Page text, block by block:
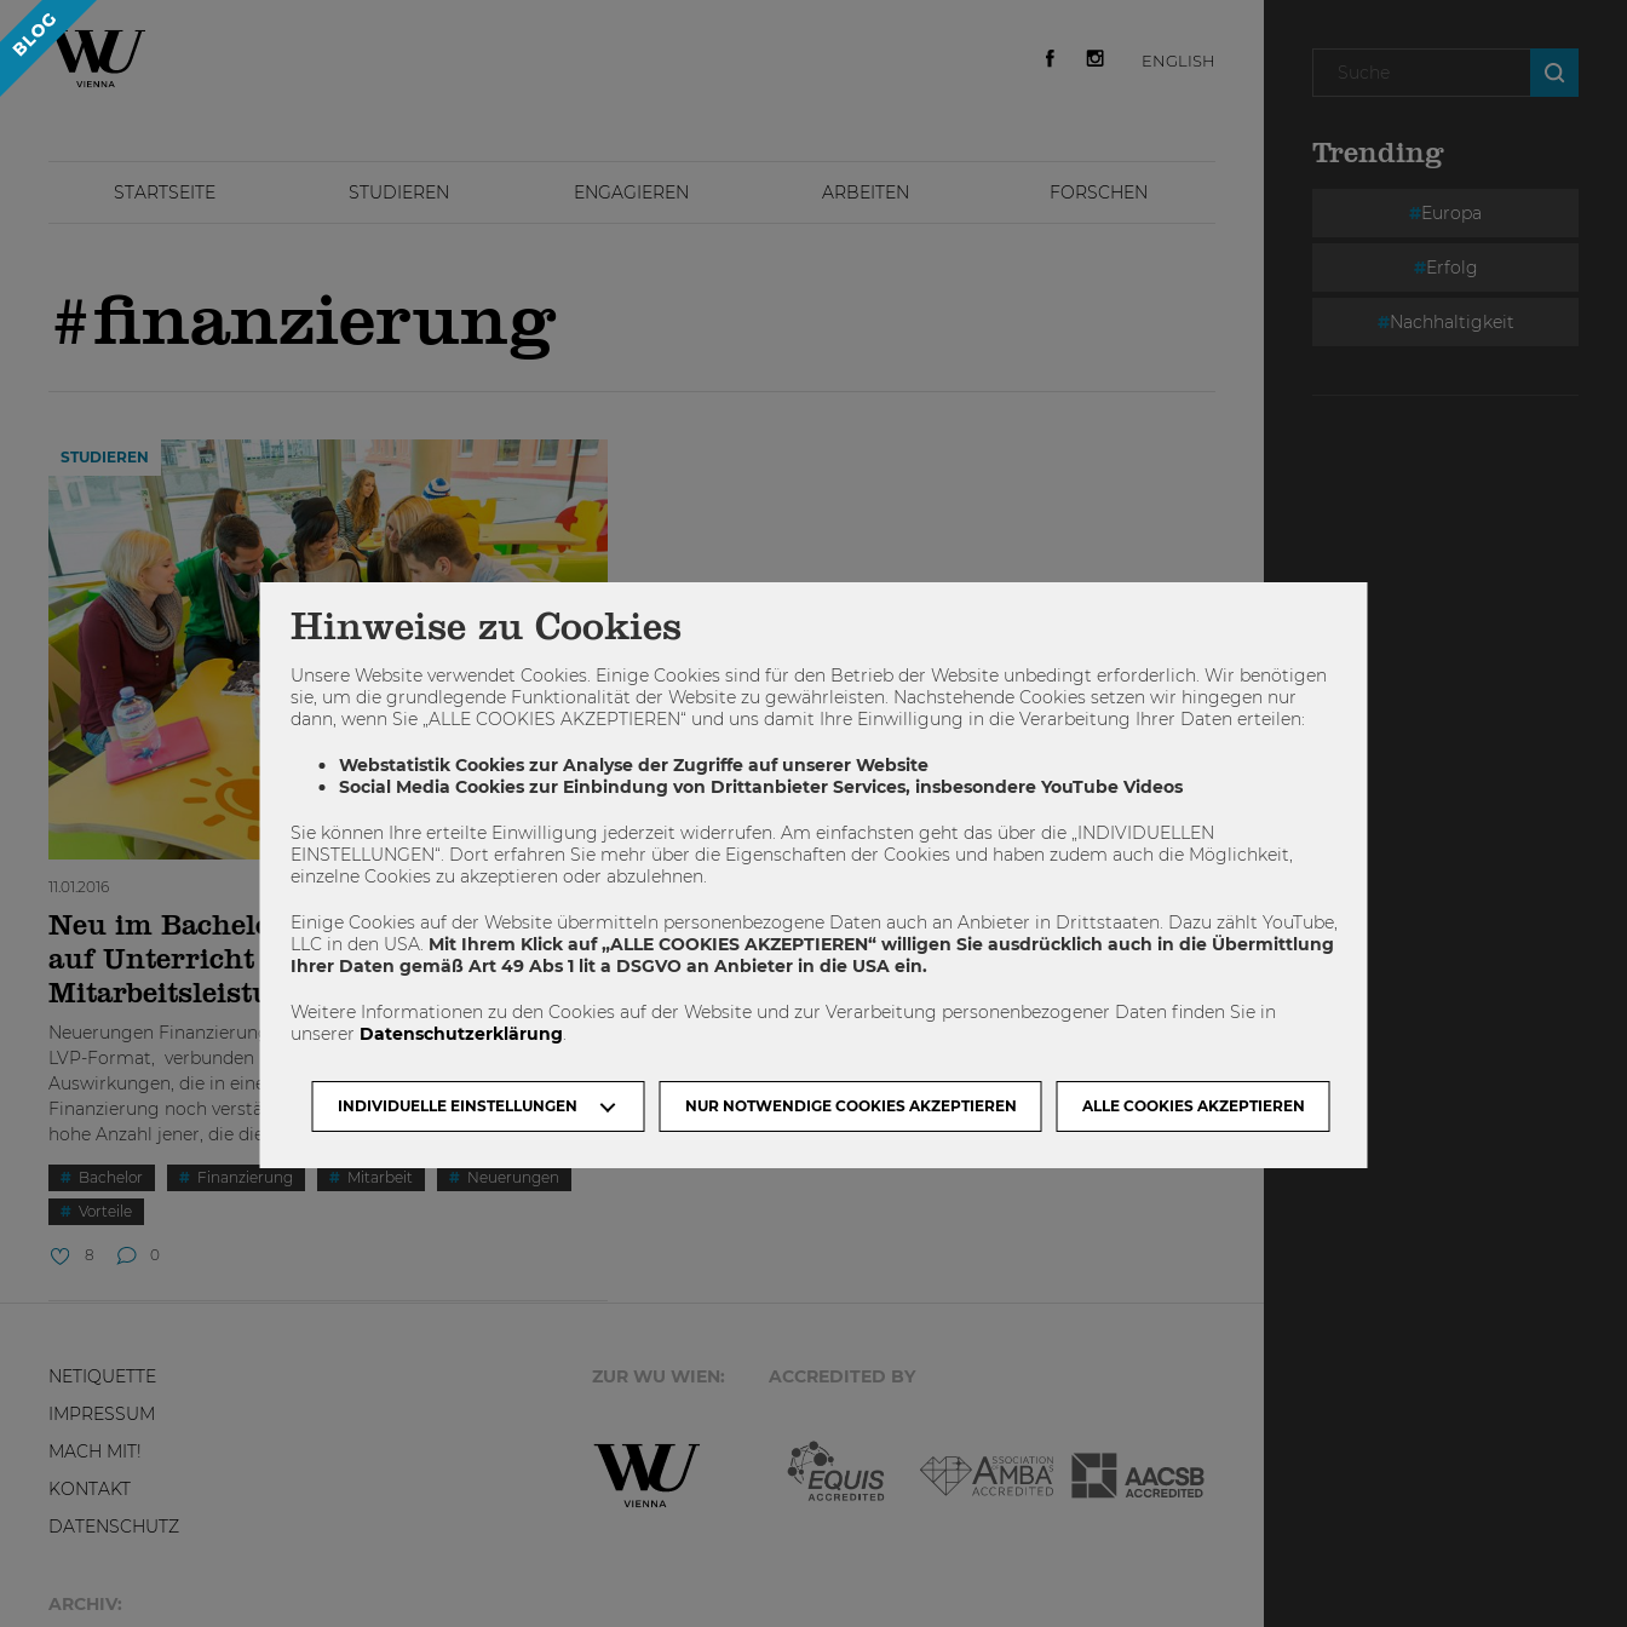
ENGLISH
STARTSEITE STUDIEREN ENGAGIEREN ARBEITEN FORSCHEN
Trending
Europa
Erfolg
Nachhaltigkeit
#finanzierung
STUDIEREN
11.01.2016
Neu im Bachelor: Finanzierung setzt
auf Unterricht mit
Mitarbeitsleistungen
Neuerungen Finanzierung war bisher eine Großveranstaltung im
LVP-Format, verbunden mit den typischen unerwünschten
Auswirkungen, die in einem rechenintensiven Fach wie
Finanzierung noch verstärkt werden. Dazu zählt insbesondere die
hohe Anzahl jener, die die Prüfung negativ...
Bachelor Finanzierung Mitarbeit
Neuerungen
Vorteile
8 0
NETIQUETTE
IMPRESSUM
MACH MIT!
KONTAKT
DATENSCHUTZ
ARCHIV:
ZUR WU WIEN: ACCREDITED BY
Hinweise zu Cookies
Unsere Website verwendet Cookies. Einige Cookies sind für den Betrieb der Website unbedingt erforderlich. Wir benötigen
sie, um die grundlegende Funktionalität der Website zu gewährleisten. Nachstehende Cookies setzen wir hingegen nur
dann, wenn Sie „ALLE COOKIES AKZEPTIEREN“ und uns damit Ihre Einwilligung in die Verarbeitung Ihrer Daten erteilen:
Webstatistik Cookies zur Analyse der Zugriffe auf unserer Website
Social Media Cookies zur Einbindung von Drittanbieter Services, insbesondere YouTube Videos
Sie können Ihre erteilte Einwilligung jederzeit widerrufen. Am einfachsten geht das über die „INDIVIDUELLEN
EINSTELLUNGEN“. Dort erfahren Sie mehr über die Eigenschaften der Cookies und haben zudem auch die Möglichkeit,
einzelne Cookies zu akzeptieren oder abzulehnen.
Einige Cookies auf der Website übermitteln personenbezogene Daten auch an Anbieter in Drittstaaten. Dazu zählt YouTube,
LLC in den USA. Mit Ihrem Klick auf „ALLE COOKIES AKZEPTIEREN“ willigen Sie ausdrücklich auch in die Übermittlung
Ihrer Daten gemäß Art 49 Abs 1 lit a DSGVO an Anbieter in die USA ein.
Weitere Informationen zu den Cookies auf der Website und zur Verarbeitung personenbezogener Daten finden Sie in
unserer Datenschutzerklärung.
INDIVIDUELLE EINSTELLUNGEN NUR NOTWENDIGE COOKIES AKZEPTIEREN ALLE COOKIES AKZEPTIEREN